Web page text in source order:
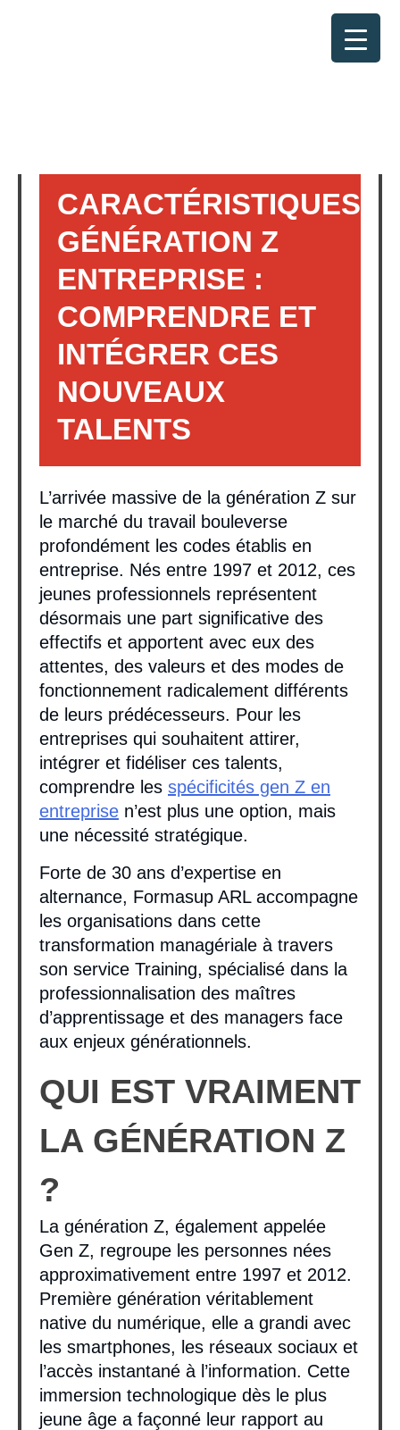
CARACTÉRISTIQUES
GÉNÉRATION Z
ENTREPRISE :
COMPRENDRE ET
INTÉGRER CES
NOUVEAUX
TALENTS
L’arrivée massive de la génération Z sur
le marché du travail bouleverse
profondément les codes établis en
entreprise. Nés entre 1997 et 2012, ces
jeunes professionnels représentent
désormais une part significative des
effectifs et apportent avec eux des
attentes, des valeurs et des modes de
fonctionnement radicalement différents
de leurs prédécesseurs. Pour les
entreprises qui souhaitent attirer,
intégrer et fidéliser ces talents,
comprendre les spécificités gen Z en
entreprise n’est plus une option, mais
une nécessité stratégique.
Forte de 30 ans d’expertise en
alternance, Formasup ARL accompagne
les organisations dans cette
transformation managériale à travers
son service Training, spécialisé dans la
professionnalisation des maîtres
d’apprentissage et des managers face
aux enjeux générationnels.
QUI EST VRAIMENT
LA GÉNÉRATION Z
?
La génération Z, également appelée
Gen Z, regroupe les personnes nées
approximativement entre 1997 et 2012.
Première génération véritablement
native du numérique, elle a grandi avec
les smartphones, les réseaux sociaux et
l’accès instantané à l’information. Cette
immersion technologique dès le plus
jeune âge a façonné leur rapport au